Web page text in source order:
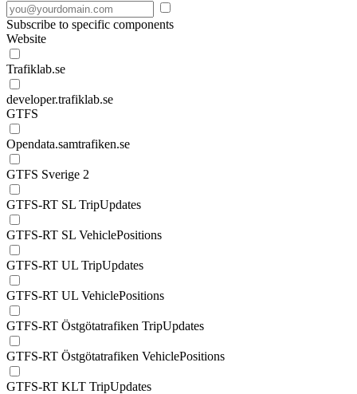
Subscribe to specific components
Website
Trafiklab.se
developer.trafiklab.se
GTFS
Opendata.samtrafiken.se
GTFS Sverige 2
GTFS-RT SL TripUpdates
GTFS-RT SL VehiclePositions
GTFS-RT UL TripUpdates
GTFS-RT UL VehiclePositions
GTFS-RT Östgötatrafiken TripUpdates
GTFS-RT Östgötatrafiken VehiclePositions
GTFS-RT KLT TripUpdates